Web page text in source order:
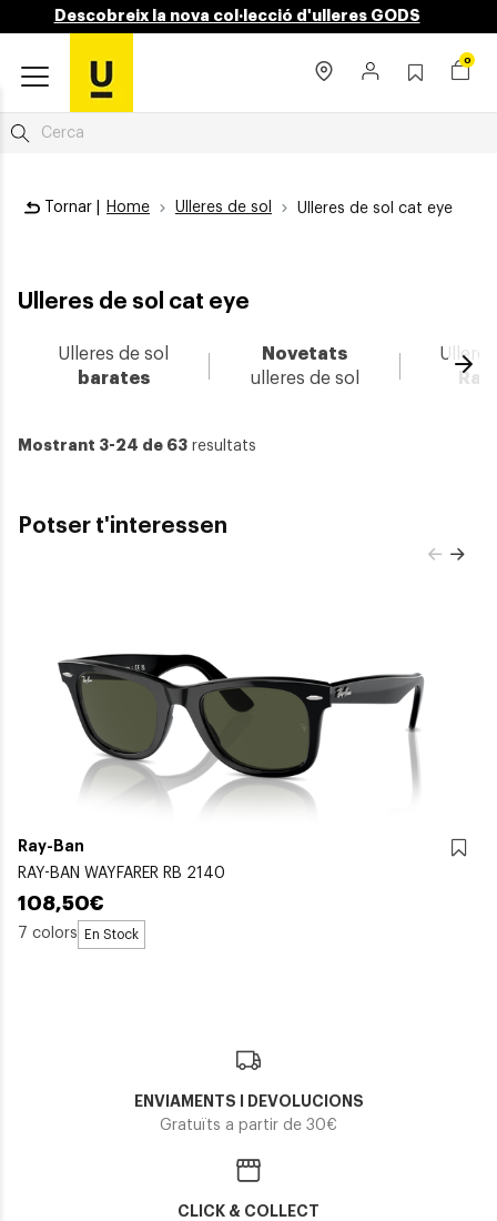
Descobreix la nova col·lecció d'ulleres GODS
0
Tornar | Home Ulleres de sol Ulleres de sol cat eye
Ulleres de sol cat eye
Ulleres de sol
barates
Novetats
ulleres de sol
Mostrant 3-24 de 63 resultats
Potser t'interessen
Ray-Ban
RAY-BAN WAYFARER RB 2140
108,50€
7 colors En Stock
ENVIAMENTS I DEVOLUCIONS
Gratuïts a partir de 30€
CLICK & COLLECT